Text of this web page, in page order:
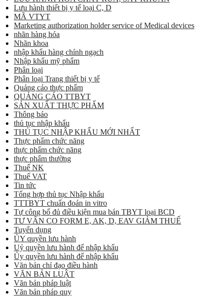
Lưu hành thiết bị y tế loại C, D
MÃ VTYT
Marketing authorization holder service of Medical devices
nhãn hàng hóa
Nhãn khoa
nhập khẩu hàng chính ngạch
Nhập khẩu mỹ phẩm
Phân loại
Phân loại Trang thiết bị y tế
Quảng cáo thực phẩm
QUẢNG CÁO TTBYT
SẢN XUẤT THỰC PHẨM
Thông báo
thủ tục nhập khẩu
THỦ TỤC NHẬP KHẨU MỚI NHẤT
Thực phẩm chức năng
thực phẩm chức năng
thực phẩm thường
Thuế NK
Thuế VAT
Tin tức
Tổng hợp thủ tục Nhập khẩu
TTTBYT chuẩn đoán in vitro
Tự công bố đủ điều kiện mua bán TBYT loại BCD
TƯ VẤN CO FORM E, AK, D, EAV GIẢM THUẾ
Tuyển dụng
ỦY quyền lưu hành
Uỷ quyền lưu hành để nhập khẩu
Ủy quyền lưu hành để nhập khẩu
Văn bản chỉ đạo điều hành
VĂN BẢN LUẬT
Văn bản pháp luật
Văn bản pháp quy